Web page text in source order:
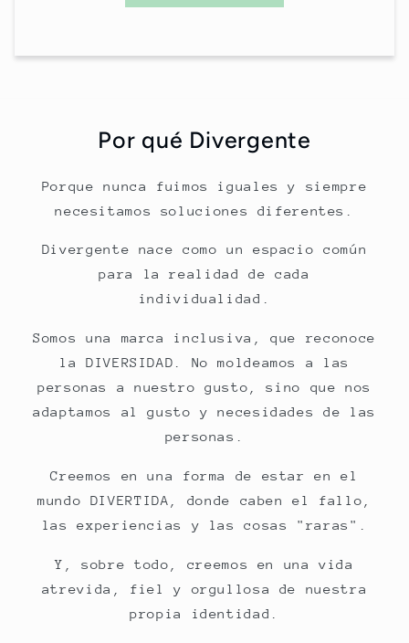
Por qué Divergente
Porque nunca fuimos iguales y siempre
necesitamos soluciones diferentes.
Divergente nace como un espacio común
para la realidad de cada
individualidad.
Somos una marca inclusiva, que reconoce
la DIVERSIDAD. No moldeamos a las
personas a nuestro gusto, sino que nos
adaptamos al gusto y necesidades de las
personas.
Creemos en una forma de estar en el
mundo DIVERTIDA, donde caben el fallo,
las experiencias y las cosas "raras".
Y, sobre todo, creemos en una vida
atrevida, fiel y orgullosa de nuestra
propia identidad.